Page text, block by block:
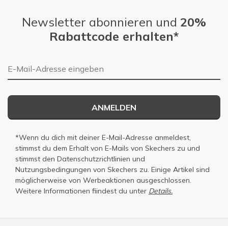
Newsletter abonnieren und 20%
Rabattcode erhalten*
E-Mail-Adresse
ANMELDEN
*Wenn du dich mit deiner E-Mail-Adresse anmeldest,
stimmst du dem Erhalt von E-Mails von Skechers zu und
stimmst den Datenschutzrichtlinien und
Nutzungsbedingungen von Skechers zu. Einige Artikel sind
möglicherweise von Werbeaktionen ausgeschlossen.
Weitere Informationen fiindest du unter Details.